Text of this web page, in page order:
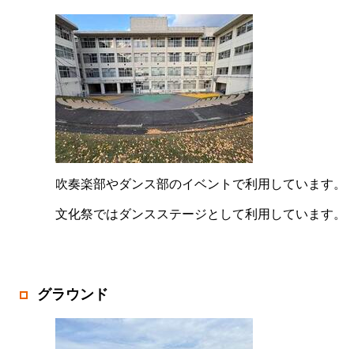
吹奏楽部やダンス部のイベントで利用しています。
文化祭ではダンスステージとして利用しています。
グラウンド